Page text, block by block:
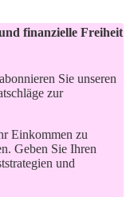
finanzielle Freiheit
Sie unseren
zur
Einkommen zu
Geben Sie Ihren
und